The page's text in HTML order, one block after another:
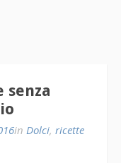
senza
in Dolci, ricette